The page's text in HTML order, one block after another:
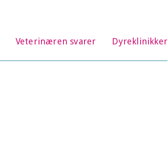
Veterinæren svarer Dyreklinikker